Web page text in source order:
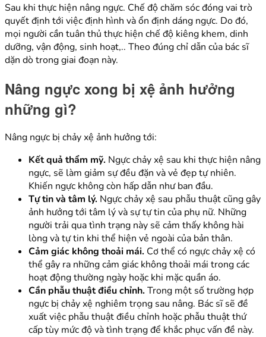
Sau khi thực hiện nâng ngực. Chế độ chăm sóc đóng vai trò
quyết định tới việc định hình và ổn định dáng ngực. Do đó,
mọi người cần tuân thủ thực hiện chế độ kiêng khem, dinh
dưỡng, vận động, sinh hoạt,.. Theo đúng chỉ dẫn của bác sĩ
dặn dò trong giai đoạn này.
Nâng ngực xong bị xệ ảnh hưởng
những gì?
Nâng ngực bị chảy xệ ảnh hưởng tới:
Kết quả thẩm mỹ. Ngực chảy xệ sau khi thực hiện nâng
ngực, sẽ làm giảm sự đều đặn và vẻ đẹp tự nhiên.
Khiến ngực không còn hấp dẫn như ban đầu.
Tự tin và tâm lý. Ngực chảy xệ sau phẫu thuật cũng gây
ảnh hưởng tới tâm lý và sự tự tin của phụ nữ. Những
người trải qua tình trạng này sẽ cảm thấy không hài
lòng và tự tin khi thể hiện vẻ ngoài của bản thân.
Cảm giác không thoải mái. Cơ thể có ngực chảy xệ có
thể gây ra những cảm giác không thoải mái trong các
hoạt động thường ngày hoặc khi mặc quần áo.
Cần phẫu thuật điều chỉnh.Trong một số trường hợp
ngực bị chảy xệ nghiêm trọng sau nâng. Bác sĩ sẽ đề
xuất việc phẫu thuật điều chỉnh hoặc phẫu thuật thứ
cấp tùy mức độ và tình trạng để khắc phục vấn đề này.